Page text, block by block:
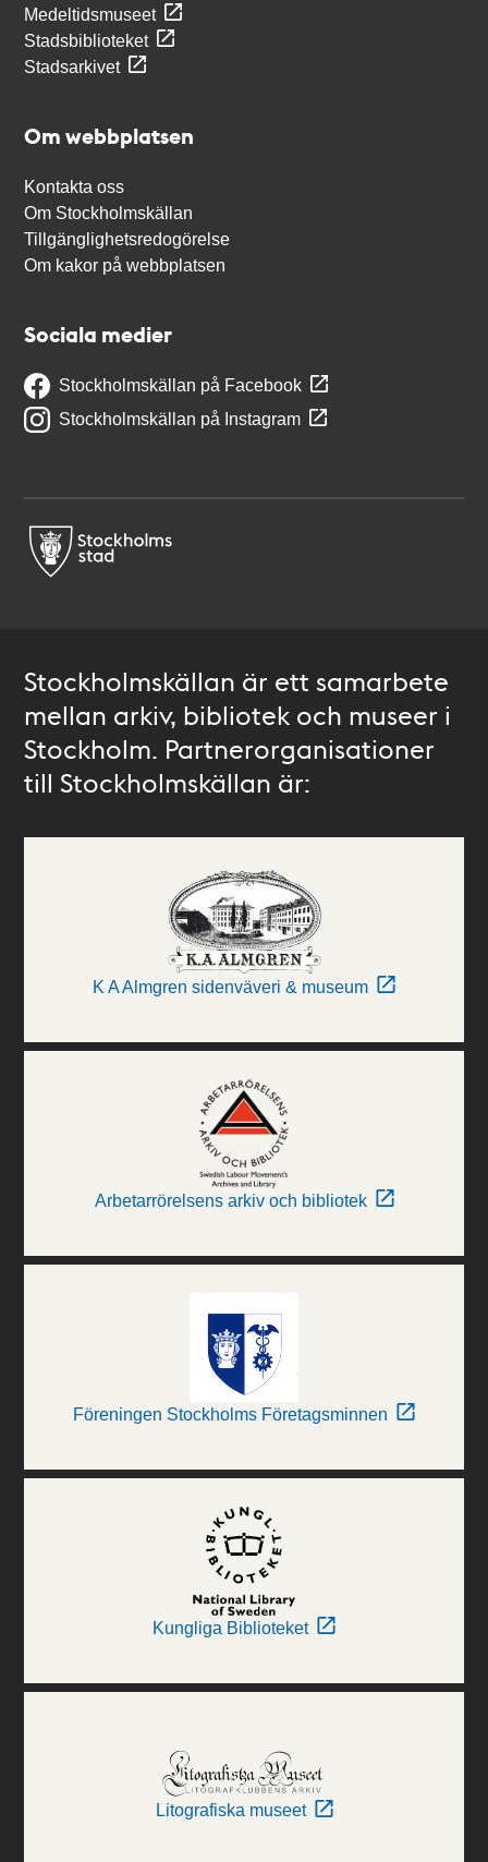
Medeltidsmuseet
Stadsbiblioteket
Stadsarkivet
Om webbplatsen
Kontakta oss
Om Stockholmskällan
Tillgänglighetsredogörelse
Om kakor på webbplatsen
Sociala medier
Stockholmskällan på Facebook
Stockholmskällan på Instagram
Stockholmskällan är ett samarbete
mellan arkiv, bibliotek och museer i
Stockholm. Partnerorganisationer
till Stockholmskällan är:
K A Almgren sidenväveri & museum
Arbetarrörelsens arkiv och bibliotek
Föreningen Stockholms Företagsminnen
Kungliga Biblioteket
Litografiska museet